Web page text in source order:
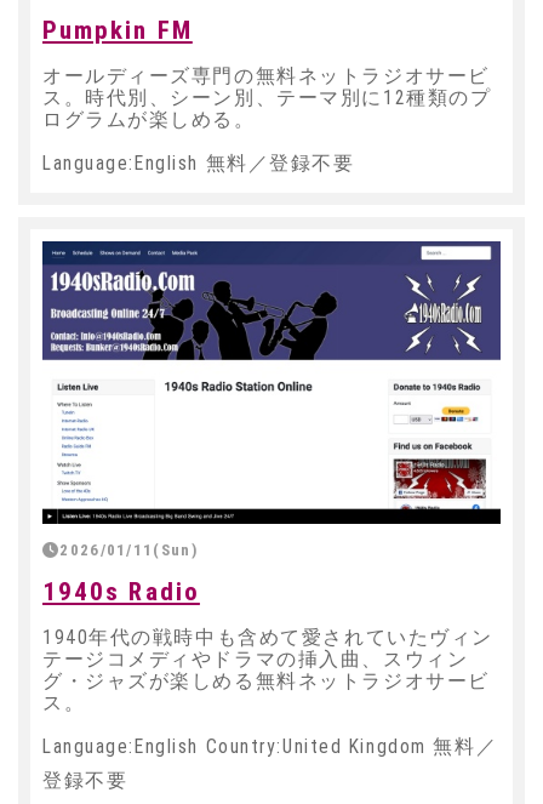
Pumpkin FM
オールディーズ専門の無料ネットラジオサービ
ス。時代別、シーン別、テーマ別に12種類のプ
ログラムが楽しめる。
Language:English 無料／登録不要
2026/01/11(Sun)
1940s Radio
1940年代の戦時中も含めて愛されていたヴィン
テージコメディやドラマの挿入曲、スウィン
グ・ジャズが楽しめる無料ネットラジオサービ
ス。
Language:English Country:United Kingdom 無料／
登録不要